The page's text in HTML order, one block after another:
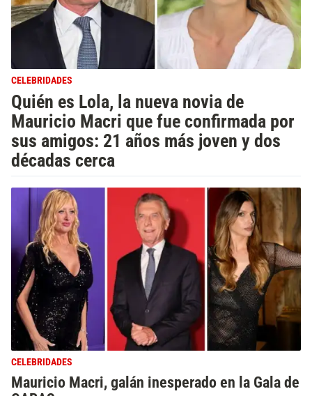
CELEBRIDADES
Quién es Lola, la nueva novia de
Mauricio Macri que fue confirmada por
sus amigos: 21 años más joven y dos
décadas cerca
CELEBRIDADES
Mauricio Macri, galán inesperado en la Gala de